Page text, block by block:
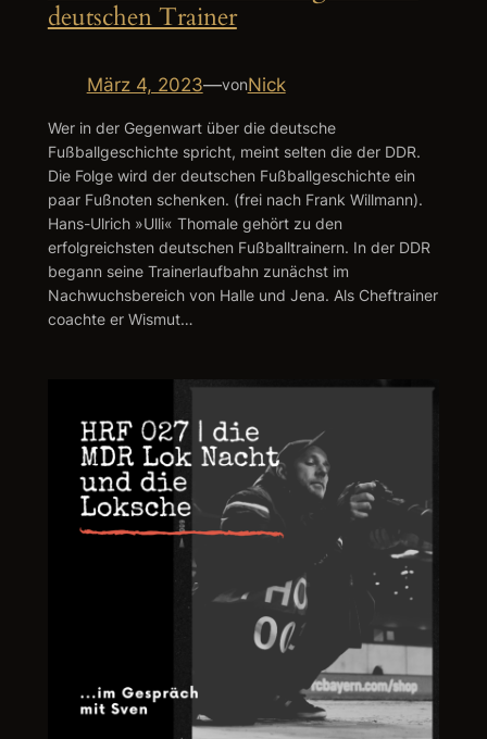
deutschen Trainer
März 4, 2023—vonNick
Wer in der Gegenwart über die deutsche
Fußballgeschichte spricht, meint selten die der DDR.
Die Folge wird der deutschen Fußballgeschichte ein
paar Fußnoten schenken. (frei nach Frank Willmann).
Hans-Ulrich »Ulli« Thomale gehört zu den
erfolgreichsten deutschen Fußballtrainern. In der DDR
begann seine Trainerlaufbahn zunächst im
Nachwuchsbereich von Halle und Jena. Als Cheftrainer
coachte er Wismut…